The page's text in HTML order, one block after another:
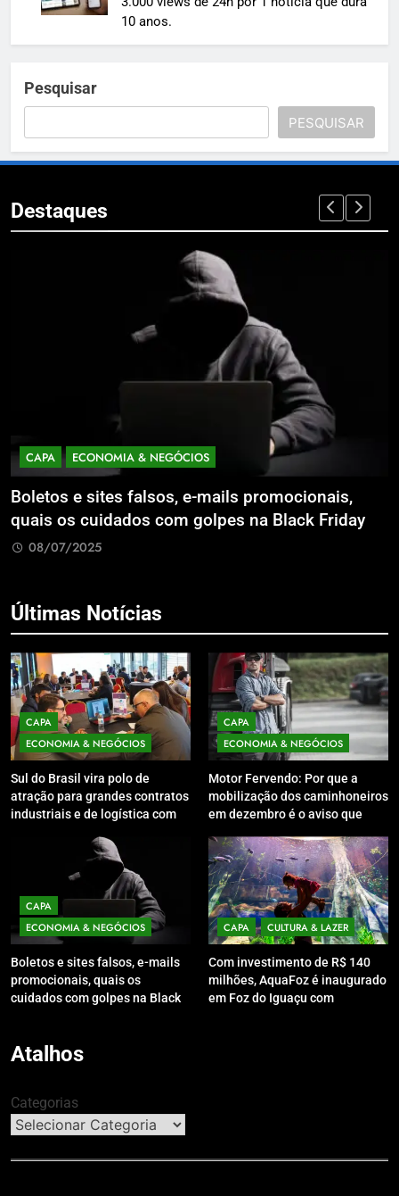
10 anos.
Pesquisar
PESQUISAR
Destaques
CAPA ECONOMIA & NEGÓCIOS
Boletos e sites falsos, e-mails promocionais,
quais os cuidados com golpes na Black Friday
08/07/2025
Últimas Notícias
CAPA
ECONOMIA & NEGÓCIOS
Sul do Brasil vira polo de
atração para grandes contratos
industriais e de logística com
CAPA
ECONOMIA & NEGÓCIOS
Motor Fervendo: Por que a
mobilização dos caminhoneiros
em dezembro é o aviso que
CAPA
ECONOMIA & NEGÓCIOS
Boletos e sites falsos, e-mails
promocionais, quais os
cuidados com golpes na Black
CAPA CULTURA & LAZER
Com investimento de R$ 140
milhões, AquaFoz é inaugurado
em Foz do Iguaçu com
Atalhos
Categorias